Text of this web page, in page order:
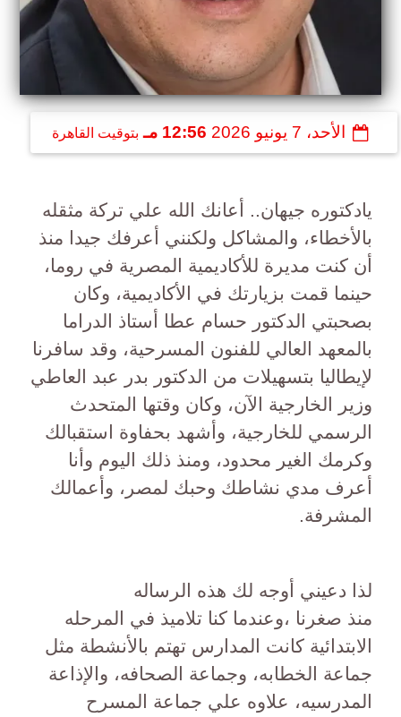
الأحد، 7 يونيو 2026 12:56 مـ بتوقيت القاهرة
يادكتوره جيهان.. أعانك الله علي تركة مثقله
بالأخطاء، والمشاكل ولكنني أعرفك جيدا منذ
أن كنت مديرة للأكاديمية المصرية في روما،
حينما قمت بزيارتك في الأكاديمية، وكان
بصحبتي الدكتور حسام عطا أستاذ الدراما
بالمعهد العالي للفنون المسرحية، وقد سافرنا
لإيطاليا بتسهيلات من الدكتور بدر عبد العاطي
وزير الخارجية الآن، وكان وقتها المتحدث
الرسمي للخارجية، وأشهد بحفاوة استقبالك
وكرمك الغير محدود، ومنذ ذلك اليوم وأنا
أعرف مدي نشاطك وحبك لمصر، وأعمالك
المشرفة.
لذا دعيني أوجه لك هذه الرساله
منذ صغرنا ،وعندما كنا تلاميذ في المرحله
الابتدائية كانت المدارس تهتم بالأنشطة مثل
جماعة الخطابه، وجماعة الصحافه، والإذاعة
المدرسيه، علاوه علي جماعة المسرح